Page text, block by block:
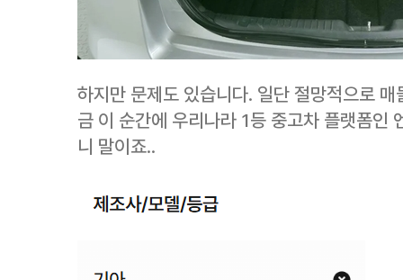
하지만 문제도 있습니다. 일단 절망적으로
금 이 순간에 우리나라 1등 중고차 플랫폼인
니 말이죠..